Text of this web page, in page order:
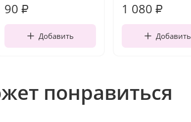
90 ₽
Добавить
1 080 ₽
Добавить
понравиться